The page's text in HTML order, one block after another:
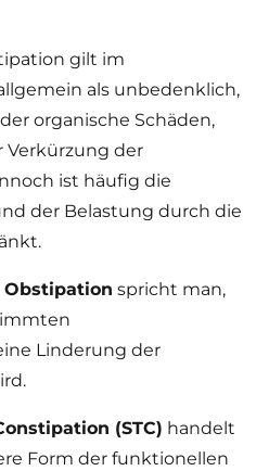
gilt im
als unbedenklich,
organische Schäden,
Verkürzung der
ist häufig die
der Belastung durch die
spricht man,
Linderung der
(STC) handelt
Form der funktionellen